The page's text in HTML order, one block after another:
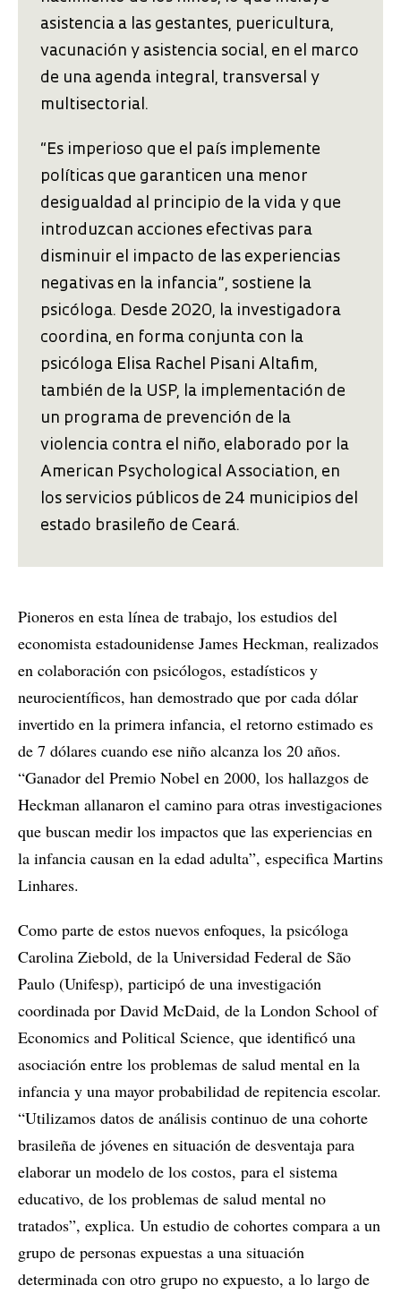
asistencia a las gestantes, puericultura,
vacunación y asistencia social, en el marco
de una agenda integral, transversal y
multisectorial.
“Es imperioso que el país implemente
políticas que garanticen una menor
desigualdad al principio de la vida y que
introduzcan acciones efectivas para
disminuir el impacto de las experiencias
negativas en la infancia”, sostiene la
psicóloga. Desde 2020, la investigadora
coordina, en forma conjunta con la
psicóloga Elisa Rachel Pisani Altafim,
también de la USP, la implementación de
un programa de prevención de la
violencia contra el niño, elaborado por la
American Psychological Association, en
los servicios públicos de 24 municipios del
estado brasileño de Ceará.
Pioneros en esta línea de trabajo, los estudios del
economista estadounidense James Heckman, realizados
en colaboración con psicólogos, estadísticos y
neurocientíficos, han demostrado que por cada dólar
invertido en la primera infancia, el retorno estimado es
de 7 dólares cuando ese niño alcanza los 20 años.
“Ganador del Premio Nobel en 2000, los hallazgos de
Heckman allanaron el camino para otras investigaciones
que buscan medir los impactos que las experiencias en
la infancia causan en la edad adulta”, especifica Martins
Linhares.
Como parte de estos nuevos enfoques, la psicóloga
Carolina Ziebold, de la Universidad Federal de São
Paulo (Unifesp), participó de una investigación
coordinada por David McDaid, de la London School of
Economics and Political Science, que identificó una
asociación entre los problemas de salud mental en la
infancia y una mayor probabilidad de repitencia escolar.
“Utilizamos datos de análisis continuo de una cohorte
brasileña de jóvenes en situación de desventaja para
elaborar un modelo de los costos, para el sistema
educativo, de los problemas de salud mental no
tratados”, explica. Un estudio de cohortes compara a un
grupo de personas expuestas a una situación
determinada con otro grupo no expuesto, a lo largo de